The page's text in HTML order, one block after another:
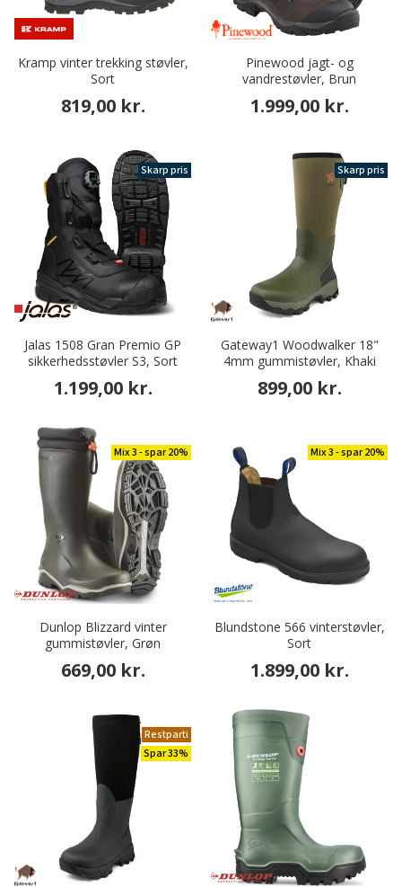
Kramp vinter trekking støvler,
Sort
819,00 kr.
Pinewood jagt- og
vandrestøvler, Brun
1.999,00 kr.
Skarp pris
Jalas 1508 Gran Premio GP
sikkerhedsstøvler S3, Sort
1.199,00 kr.
Skarp pris
Gateway1 Woodwalker 18"
4mm gummistøvler, Khaki
899,00 kr.
Mix 3 - spar 20%
Dunlop Blizzard vinter
gummistøvler, Grøn
669,00 kr.
Mix 3 - spar 20%
Blundstone 566 vinterstøvler,
Sort
1.899,00 kr.
Restparti
Spar 33%